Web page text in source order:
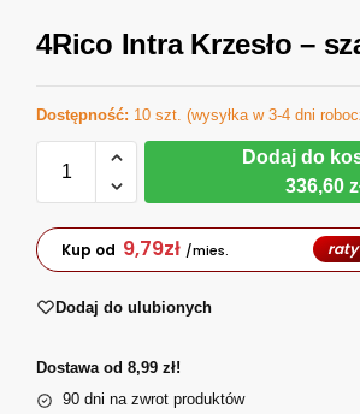
4Rico Intra Krzesło –
Dostępność: 10 szt. (wysyłka w 3-4 dni
Dodaj do
336,60
Kup od 9,79zł /mies. raty
Dodaj do ulubionych
Dostawa od 8,99 zł!
90 dni na zwrot produktów